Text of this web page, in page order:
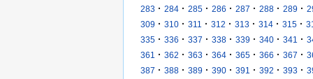
283 · 284 · 285 · 286 · 287 · 288 · 289 ·
309 · 310 · 311 · 312 · 313 · 314 · 315 ·
335 · 336 · 337 · 338 · 339 · 340 · 341 ·
361
· 362 · 363 · 364 · 365 · 366 · 367 ·
387 · 388 · 389 · 390 · 391 · 392 · 393 ·